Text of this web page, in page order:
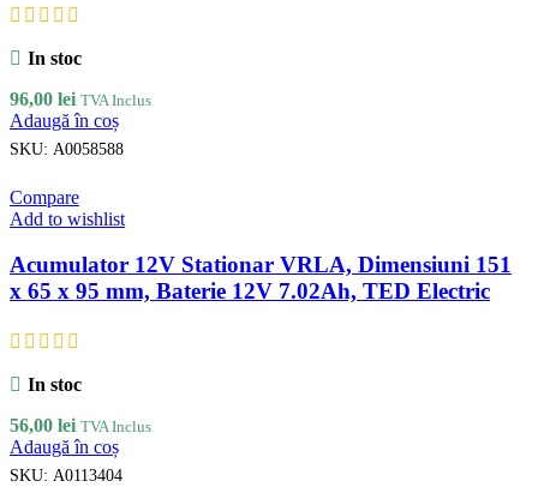
In stoc
96,00 lei TVA Inclus
Adaugă în coș
SKU: A0058588
Compare
Add to wishlist
Acumulator 12V Stationar VRLA, Dimensiuni 151
x 65 x 95 mm, Baterie 12V 7.02Ah, TED Electric
In stoc
56,00 lei TVA Inclus
Adaugă în coș
SKU: A0113404